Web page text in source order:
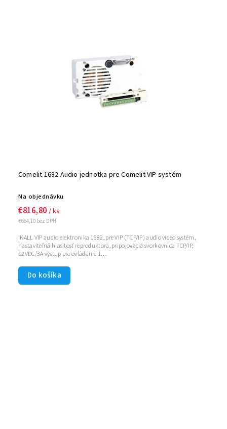
Comelit 1682 Audio jednotka pre Comelit VIP systém
Na objednávku
€664,10 bez DPH
€816,80 / ks
Do košíka
IKALL VIP audio elektronika 1682, pre VIP (TCP/IP) audio video systém,
nastaviteľná hlasitosť reproduktora, pripojovacia svorkovnica TCP/IP,
12VDC/3A výstup pre ovládanie 1....